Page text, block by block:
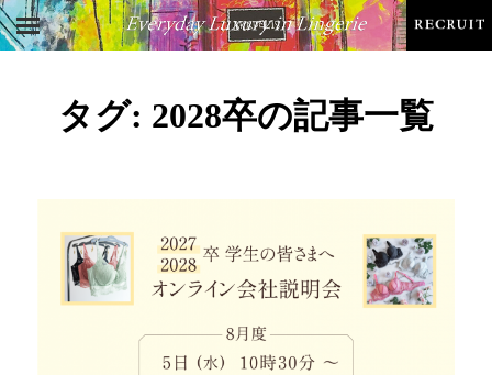
タグ: 2028卒の記事一覧